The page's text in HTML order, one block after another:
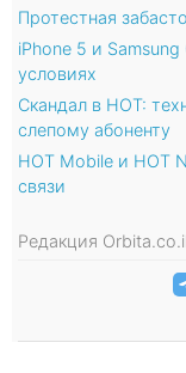
Протестная
iPhone 5 и
условиях
Скандал в HOT:
слепому абоненту
HOT Mobile и HOT
связи
Редакция